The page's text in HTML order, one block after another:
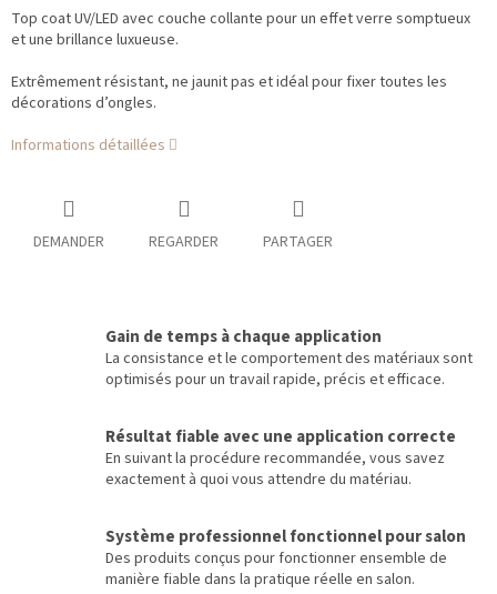
Top coat UV/LED avec couche collante pour un effet verre somptueux
et une brillance luxueuse.
Extrêmement résistant, ne jaunit pas et idéal pour fixer toutes les
décorations d’ongles.
Informations détaillées
DEMANDER REGARDER PARTAGER
Gain de temps à chaque application
La consistance et le comportement des matériaux sont
optimisés pour un travail rapide, précis et efficace.
Résultat fiable avec une application correcte
En suivant la procédure recommandée, vous savez
exactement à quoi vous attendre du matériau.
Système professionnel fonctionnel pour salon
Des produits conçus pour fonctionner ensemble de
manière fiable dans la pratique réelle en salon.